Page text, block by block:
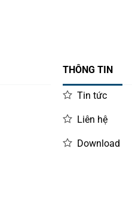
THÔNG TIN
Tin tức
Liên hệ
Download